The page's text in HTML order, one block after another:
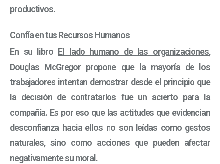
productivos.
Confía en tus Recursos Humanos
En su libro El lado humano de las organizaciones,
Douglas McGregor propone que la mayoría de los
trabajadores intentan demostrar desde el principio que
la decisión de contratarlos fue un acierto para la
compañía. Es por eso que las actitudes que evidencian
desconfianza hacia ellos no son leídas como gestos
naturales, sino como acciones que pueden afectar
negativamente su moral.